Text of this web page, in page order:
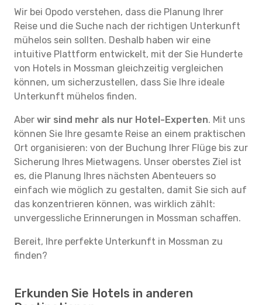
Wir bei Opodo verstehen, dass die Planung Ihrer
Reise und die Suche nach der richtigen Unterkunft
mühelos sein sollten. Deshalb haben wir eine
intuitive Plattform entwickelt, mit der Sie Hunderte
von Hotels in Mossman gleichzeitig vergleichen
können, um sicherzustellen, dass Sie Ihre ideale
Unterkunft mühelos finden.
Aber wir sind mehr als nur Hotel-Experten. Mit uns
können Sie Ihre gesamte Reise an einem praktischen
Ort organisieren: von der Buchung Ihrer Flüge bis zur
Sicherung Ihres Mietwagens. Unser oberstes Ziel ist
es, die Planung Ihres nächsten Abenteuers so
einfach wie möglich zu gestalten, damit Sie sich auf
das konzentrieren können, was wirklich zählt:
unvergessliche Erinnerungen in Mossman schaffen.
Bereit, Ihre perfekte Unterkunft in Mossman zu
finden?
Erkunden Sie Hotels in anderen